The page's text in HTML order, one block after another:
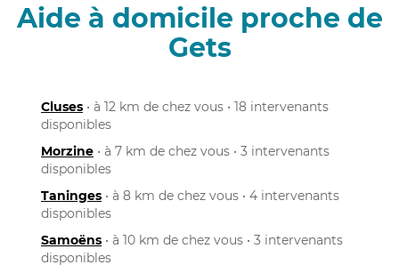
Aide à domicile proche de
Gets
Cluses • à 12 km de chez vous • 18 intervenants
disponibles
Morzine • à 7 km de chez vous • 3 intervenants
disponibles
Taninges • à 8 km de chez vous • 4 intervenants
disponibles
Samoëns • à 10 km de chez vous • 3 intervenants
disponibles